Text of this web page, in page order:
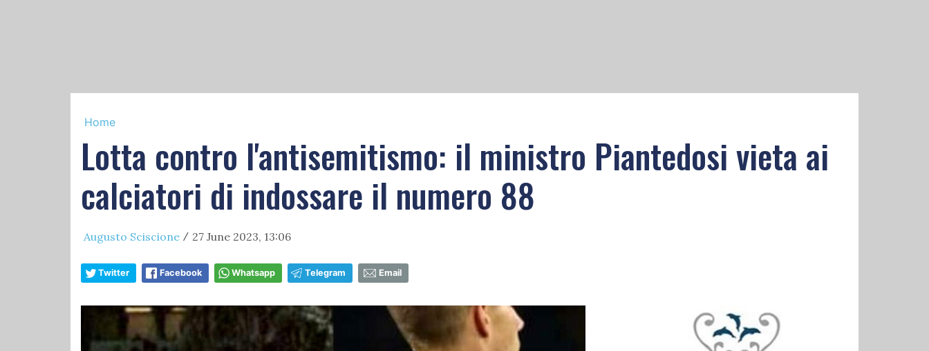
Home
Lotta contro l'antisemitismo: il ministro Piantedosi vieta ai
calciatori di indossare il numero 88
Augusto Sciscione / 27 June 2023, 13:06
Twitter Facebook Whatsapp Telegram Email